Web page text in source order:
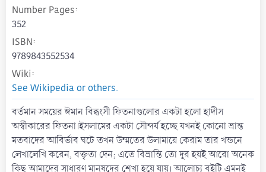
Number Pages
352
ISBN
9789843552534
Wiki
See Wikipedia or others.
বর্তমান সময়ের ঈমান বিব্ধংসী ফিতনাগুলোর একটা হলো হাদীস
অস্বীকারের ফিতনা।ইসলামের একটা সৌন্দর্য হচ্ছে যখনই কোনো ভ্রান্ত
মতবাদের আবির্ভাব ঘটে তখন উম্মতের উলামায়ে কেরাম তার খন্ডনে
লেখালেখি করেন, বক্তৃতা দেন; এতে বিভ্রান্তি তো দূর হয়ই আরো অনেক
কিছু আমাদের সাধারণ মানুষদের শেখা হয়ে যায়। আলোচ্য বইটি এমনই